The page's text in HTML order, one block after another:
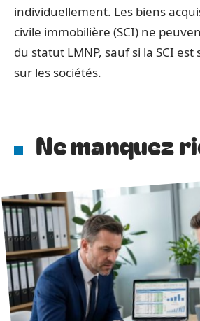
individuellement. Les biens
civile immobilière (SCI) ne
du statut LMNP, sauf si la SCI est
sur les sociétés.
Ne manquez